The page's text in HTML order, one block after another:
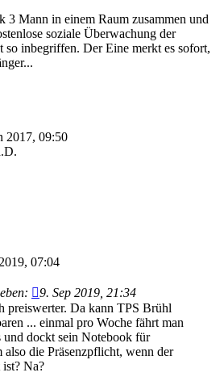
3 Mann in einem Raum zusammen und
soziale Überwachung der
so inbegriffen. Der Eine merkt es sofort,
2017, 09:50
07:04
9. Sep 2019, 21:34
preiswerter. Da kann TPS Brühl
... einmal pro Woche fährt man
und dockt sein Notebook für
also die Präsenzpflicht, wenn der
Na?